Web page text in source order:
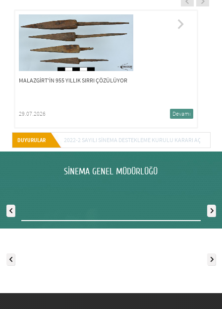
MALAZGİRT'İN 955 YILLIK SIRRI ÇÖZÜLÜYOR
29.07.2026 Devamı
DUYURULAR 2022-2 SAYILI SINEMA DESTEKLEME KURULU KARARI
SİNEMA GENEL MÜDÜRLÜĞÜ